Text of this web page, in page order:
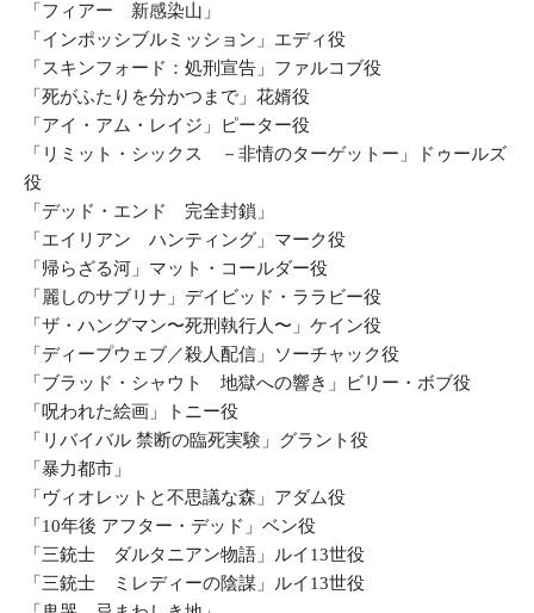
「フィアー 新感染山」
「インポッシブルミッション」エディ役
「スキンフォード：処刑宣告」ファルコブ役
「死がふたりを分かつまで」花婿役
「アイ・アム・レイジ」ピーター役
「リミット・シックス －非情のターゲットー」ドゥールズ
役
「デッド・エンド 完全封鎖」
「エイリアン ハンティング」マーク役
「帰らざる河」マット・コールダー役
「麗しのサブリナ」デイビッド・ララビー役
「ザ・ハングマン〜死刑執行人〜」ケイン役
「ディープウェブ／殺人配信」ソーチャック役
「ブラッド・シャウト 地獄への響き」ビリー・ボブ役
「呪われた絵画」トニー役
「リバイバル 禁断の臨死実験」グラント役
「暴力都市」
「ヴィオレットと不思議な森」アダム役
「10年後 アフター・デッド」ベン役
「三銃士 ダルタニアン物語」ルイ13世役
「三銃士 ミレディーの陰謀」ルイ13世役